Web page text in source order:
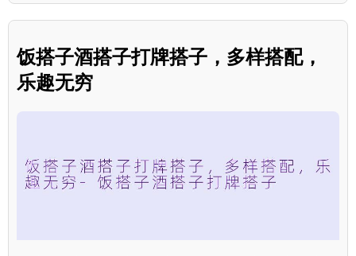
饭搭子酒搭子打牌搭子，多样搭配，
乐趣无穷